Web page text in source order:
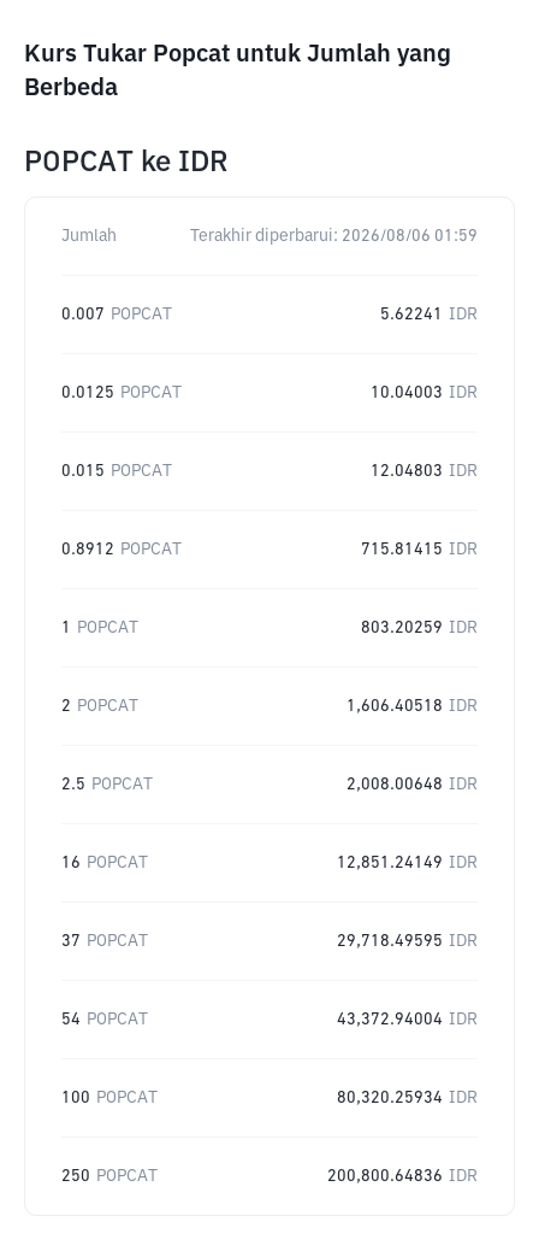
Kurs Tukar Popcat untuk Jumlah yang
Berbeda
POPCAT ke IDR
Jumlah Terakhir diperbarui: 2026/08/06 01:59
0.007 POPCAT 5.62241 IDR
0.0125 POPCAT 10.04003 IDR
0.015 POPCAT 12.04803 IDR
0.8912 POPCAT 715.81415 IDR
1 POPCAT 803.20259 IDR
2 POPCAT 1,606.40518 IDR
2.5 POPCAT 2,008.00648 IDR
16 POPCAT 12,851.24149 IDR
37 POPCAT 29,718.49595 IDR
54 POPCAT 43,372.94004 IDR
100 POPCAT 80,320.25934 IDR
250 POPCAT 200,800.64836 IDR